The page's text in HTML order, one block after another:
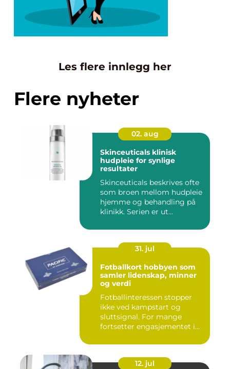
Les flere innlegg her
Flere nyheter
02. aug
Skinceuticals klinisk
hudpleie for synlige
resultater
Skinceuticals beskrives ofte
som broen mellom hudpleie
hjemme og behandling på
klinikk. Serien er ut...
31. jul
Fotballkort hobbyen som
samler lidenskap, minner
og verdi
Fotballinteressen stopper
ikke ved kampstart og
sluttsignal. For mange
fortsetter engasjementet i
12. jul